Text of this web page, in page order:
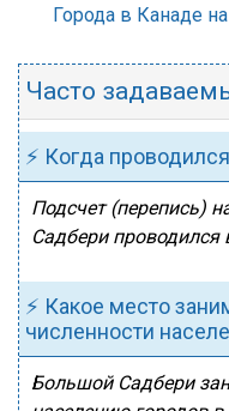
Города в Канаде
Часто
⚡ Когда
Подсчет (перепись)
Садбери проводился
⚡ Какое место
численности
Большой Садбери